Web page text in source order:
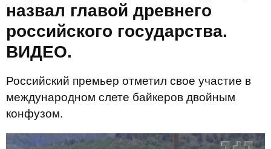
назвал главой древнего
российского государства.
ВИДЕО.
Российский премьер отметил свое участие в
международном слете байкеров двойным
конфузом.